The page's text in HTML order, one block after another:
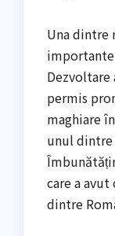
Una dintre
Dezvoltare
permis
maghiare
unul
care a
dintre